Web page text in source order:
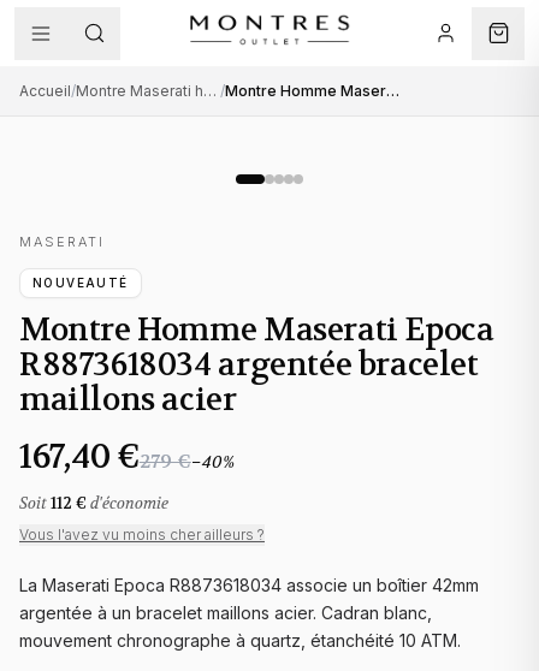
Accueil/ Montre Maserati homme / Montre Homme Maserati Epoca R8873618034 argentée bracelet maillons acier
MASERATI
NOUVEAUTÉ
Montre Homme Maserati Epoca
R8873618034 argentée bracelet
maillons acier
167,40 €279 €−40%
Soit112 € d'économie
Vous l'avez vu moins cher ailleurs ?
La Maserati Epoca R8873618034 associe un boîtier 42mm
argentée à un bracelet maillons acier. Cadran blanc,
mouvement chronographe à quartz, étanchéité 10 ATM.